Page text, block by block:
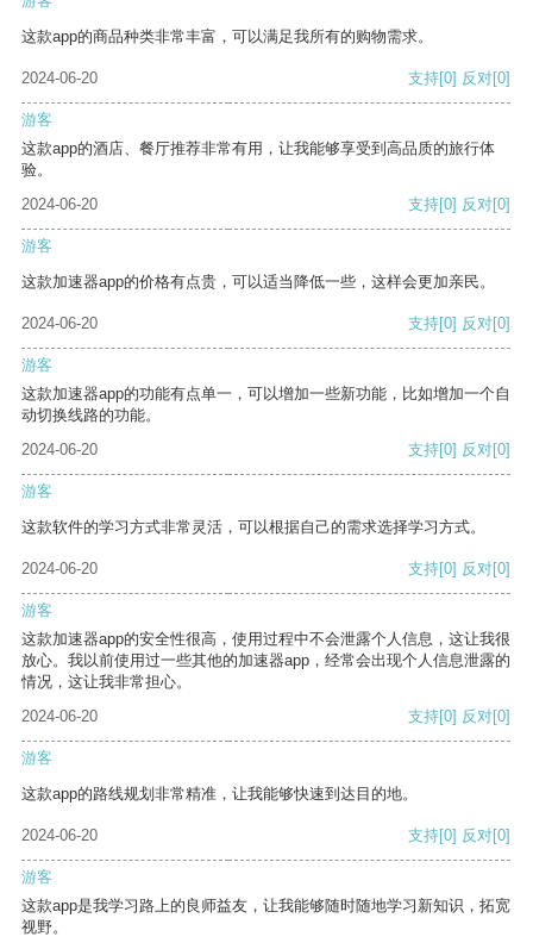
这款app的商品种类非常丰富，可以满足我所有的购物需求。
2024-06-20 支持[0] 反对[0]
游客
这款app的酒店、餐厅推荐非常有用，让我能够享受到高品质的旅行体
验。
2024-06-20
支持[0] 反对[0]
游客
这款加速器app的价格有点贵，可以适当降低一些，这样会更加亲民。
2024-06-20 支持[0] 反对[0]
游客
这款加速器app的功能有点单一，可以增加一些新功能，比如增加一个自
动切换线路的功能。
2024-06-20
支持[0] 反对[0]
游客
这款软件的学习方式非常灵活，可以根据自己的需求选择学习方式。
2024-06-20 支持[0] 反对[0]
游客
这款加速器app的安全性很高，使用过程中不会泄露个人信息，这让我很
放心。我以前使用过一些其他的加速器app，经常会出现个人信息泄露的
情况，这让我非常担心。
2024-06-20
支持[0] 反对[0]
游客
这款app的路线规划非常精准，让我能够快速到达目的地。
2024-06-20 支持[0] 反对[0]
游客
这款app是我学习路上的良师益友，让我能够随时随地学习新知识，拓宽
视野。